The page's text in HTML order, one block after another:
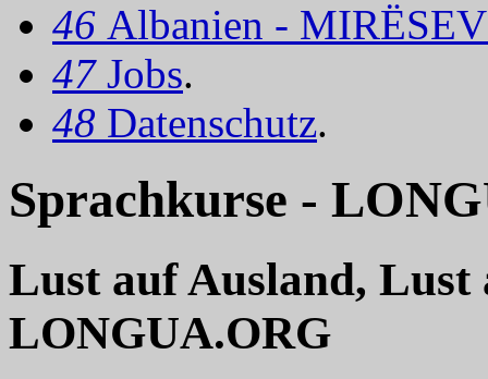
46 Albanien -
47 Jobs.
48 Datenschutz.
Sprachkurse -
Lust auf Ausland, Lust
LONGUA.ORG